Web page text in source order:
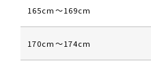
165cm〜169cm
170cm〜174cm